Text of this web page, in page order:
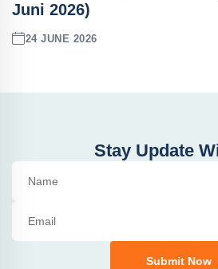
Juni 2026)
24 JUNE 2026
Stay Update
Submit Now